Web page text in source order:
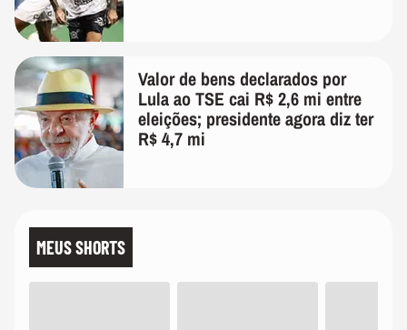
Valor de bens declarados por
Lula ao TSE cai R$ 2,6 mi entre
eleições; presidente agora diz ter
R$ 4,7 mi
MEUS SHORTS